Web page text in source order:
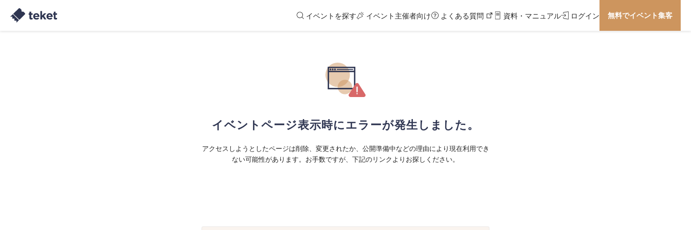
イベントを探す イベント主催者向け よくある質問 資料・マニュアル ログイン 無料でイベント集客
イベントページ表示時にエラーが発生しました。
アクセスしようとしたページは削除、変更されたか、公開準備中などの理由により現在利用でき
ない可能性があります。お手数ですが、下記のリンクよりお探しください。